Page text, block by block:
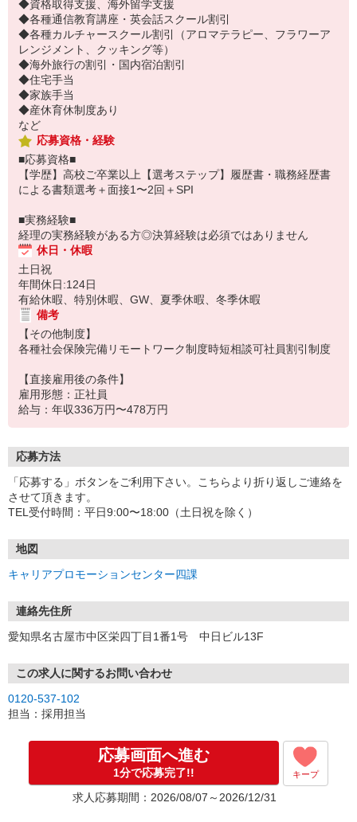
◆資格取得支援、海外留学支援
◆各種通信教育講座・英会話スクール割引
◆各種カルチャースクール割引（アロマテラピー、フラワーア
レンジメント、クッキング等）
◆海外旅行の割引・国内宿泊割引
◆住宅手当
◆家族手当
◆産休育休制度あり
など
応募資格・経験
■応募資格■
【学歴】高校ご卒業以上【選考ステップ】履歴書・職務経歴書
による書類選考＋面接1〜2回＋SPI
■実務経験■
経理の実務経験がある方◎決算経験は必須ではありません
休日・休暇
土日祝
年間休日:124日
有給休暇、特別休暇、GW、夏季休暇、冬季休暇
備考
【その他制度】
各種社会保険完備リモートワーク制度時短相談可社員割引制度
【直接雇用後の条件】
雇用形態：正社員
給与：年収336万円〜478万円
応募方法
「応募する」ボタンをご利用下さい。こちらより折り返しご連絡を
させて頂きます。
TEL受付時間：平日9:00〜18:00（土日祝を除く）
地図
キャリアプロモーションセンター四課
連絡先住所
愛知県名古屋市中区栄四丁目1番1号 中日ビル13F
この求人に関するお問い合わせ
0120-537-102
担当：採用担当
応募画面へ進む
1分で応募完了!! キープ
求人応募期間：2026/08/07～2026/12/31